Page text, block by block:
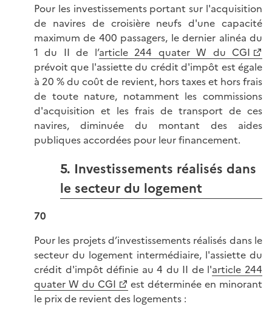
Pour les investissements portant sur l'acquisition
de navires de croisière neufs d'une capacité
maximum de 400 passagers, le dernier alinéa du
1 du II de l’article 244 quater W du CGI
prévoit que l'assiette du crédit d'impôt est égale
à 20 % du coût de revient, hors taxes et hors frais
de toute nature, notamment les commissions
d'acquisition et les frais de transport de ces
navires, diminuée du montant des aides
publiques accordées pour leur financement.
5. Investissements réalisés dans
le secteur du logement
70
Pour les projets d’investissements réalisés dans le
secteur du logement intermédiaire, l'assiette du
crédit d'impôt définie au 4 du II de l'article 244
quater W du CGI
est déterminée en minorant
le prix de revient des logements :